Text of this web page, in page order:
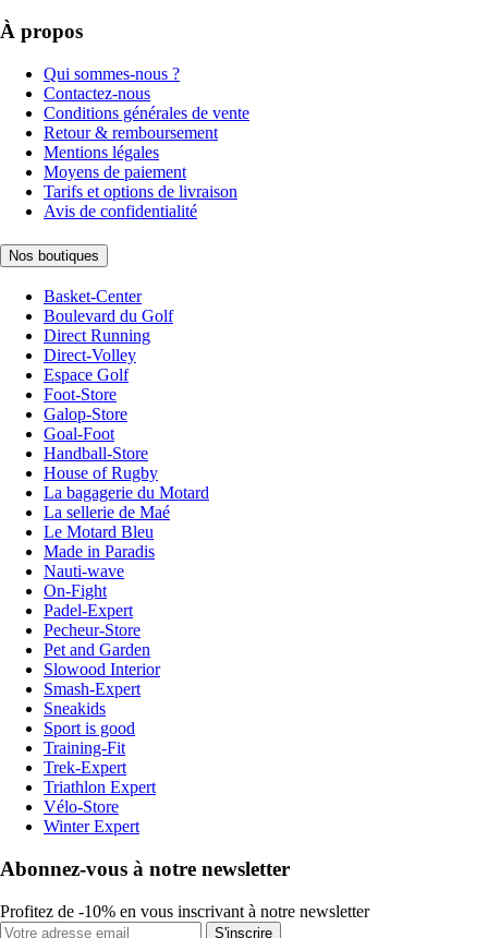
À propos
Qui sommes-nous ?
Contactez-nous
Conditions générales de vente
Retour & remboursement
Mentions légales
Moyens de paiement
Tarifs et options de livraison
Avis de confidentialité
Nos boutiques
Basket-Center
Boulevard du Golf
Direct Running
Direct-Volley
Espace Golf
Foot-Store
Galop-Store
Goal-Foot
Handball-Store
House of Rugby
La bagagerie du Motard
La sellerie de Maé
Le Motard Bleu
Made in Paradis
Nauti-wave
On-Fight
Padel-Expert
Pecheur-Store
Pet and Garden
Slowood Interior
Smash-Expert
Sneakids
Sport is good
Training-Fit
Trek-Expert
Triathlon Expert
Vélo-Store
Winter Expert
Abonnez-vous à notre newsletter
Profitez de -10% en vous inscrivant à notre newsletter
S'inscrire